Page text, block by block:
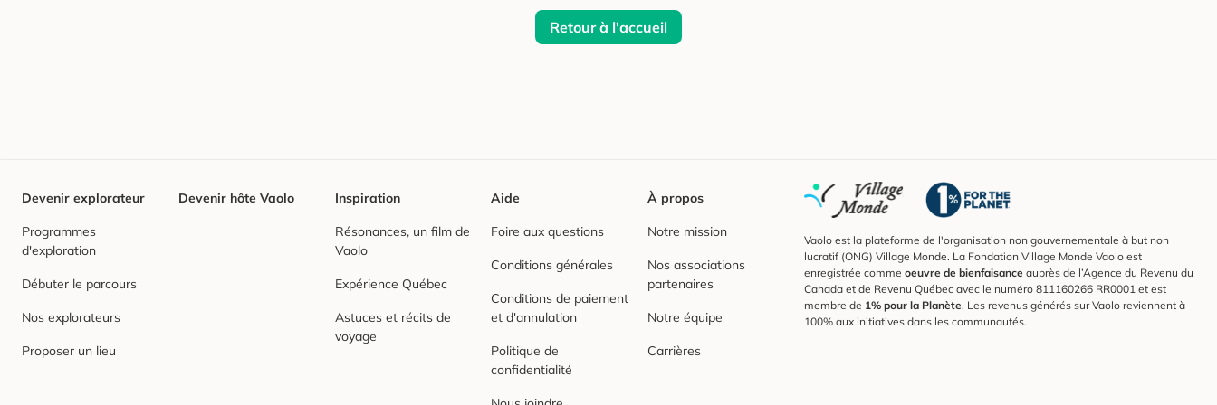
Retour à l'accueil
Devenir explorateur
Programmes
d'exploration
Débuter le parcours
Nos explorateurs
Proposer un lieu
Devenir hôte Vaolo Inspiration
Résonances, un film de
Vaolo
Expérience Québec
Astuces et récits de
voyage
Aide
Foire aux questions
Conditions générales
Conditions de paiement
et d'annulation
Politique de
confidentialité
À propos
Notre mission
Nos associations
partenaires
Notre équipe
Carrières
Vaolo est la plateforme de l'organisation non gouvernementale à but non
lucratif (ONG) Village Monde. La Fondation Village Monde Vaolo est
enregistrée comme oeuvre de bienfaisance auprès de l’Agence du Revenu du
Canada et de Revenu Québec avec le numéro 811160266 RR0001 et est
membre de 1% pour la Planète. Les revenus générés sur Vaolo reviennent à
100% aux initiatives dans les communautés.